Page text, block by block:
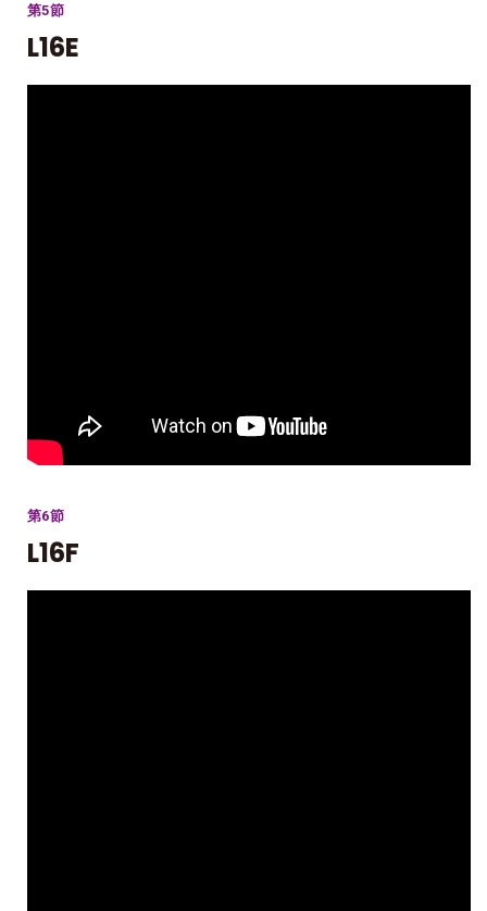
第5節
L16E
第6節
L16F